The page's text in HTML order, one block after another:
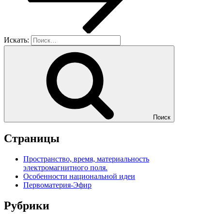
Искать:
Поиск
Страницы
Пространство, время, материальность
электромагнитного поля.
Особенности национальной идеи
Первоматерия-Эфир
Рубрики